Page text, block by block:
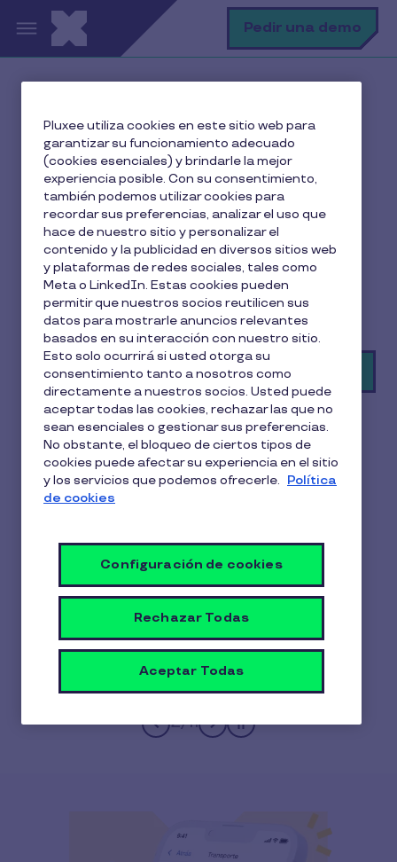
Pasar al contenido principal Pedir una demo
Tarjeta transporte:
movilidad sostenible con
ahorro fiscal
- Facilita los desplazamientos diarios de tus
empleados
- Exención fiscal en IRPF hasta 1.500 € al año.
- Válido para cumplir con la Ley de Movilidad
Sostenible.
Pedir una demo
Más de 9.000 empresas
2/11
Pluxee utiliza cookies en este sitio web para
garantizar su funcionamiento adecuado
(cookies esenciales) y brindarle la mejor
experiencia posible. Con su consentimiento,
también podemos utilizar cookies para
recordar sus preferencias, analizar el uso que
hace de nuestro sitio y personalizar el
contenido y la publicidad en diversos sitios web
y plataformas de redes sociales, tales como
Meta o LinkedIn. Estas cookies pueden
permitir que nuestros socios reutilicen sus
datos para mostrarle anuncios relevantes
basados en su interacción con nuestro sitio.
Esto solo ocurrirá si usted otorga su
consentimiento tanto a nosotros como
directamente a nuestros socios. Usted puede
aceptar todas las cookies, rechazar las que no
sean esenciales o gestionar sus preferencias.
No obstante, el bloqueo de ciertos tipos de
cookies puede afectar su experiencia en el sitio
y los servicios que podemos ofrecerle. Política
de cookies
Configuración de cookies
Rechazar Todas
Aceptar Todas